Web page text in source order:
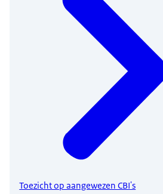
Toezicht op aangewezen CBI's